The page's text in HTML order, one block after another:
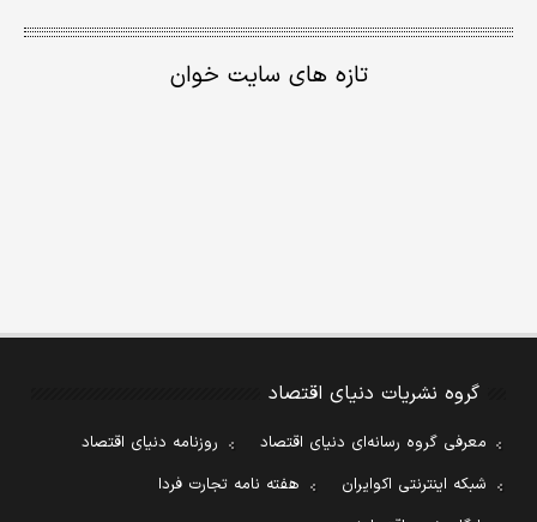
تازه های سایت خوان
گروه نشریات دنیای اقتصاد
معرفی گروه رسانه‌ای دنیای اقتصاد
روزنامه دنیای اقتصاد
شبکه اینترنتی اکوایران
هفته نامه تجارت فردا